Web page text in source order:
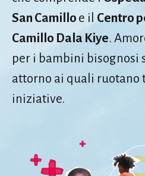
San Camillo e il Centro
Camillo Dala Kiye.
per i bambini bisognosi
attorno ai quali ruotano
iniziative.